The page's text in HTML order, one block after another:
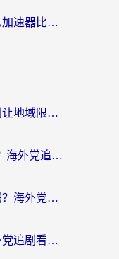
国外玩国服浮生为卿歌用什么加速器比较好？海外党亲测不踩坑指南
在海外听音乐用什么软件？别让地域限制断了你的华语歌单
芒果TV海外地区限制怎么办？海外党追剧看片的实用加速器选择指南
腾讯缓存的视频在国外能看吗？海外党追剧看片的终极解决方案
国外看不了咪咕直播吗？海外党追剧看片的加速器选择指南